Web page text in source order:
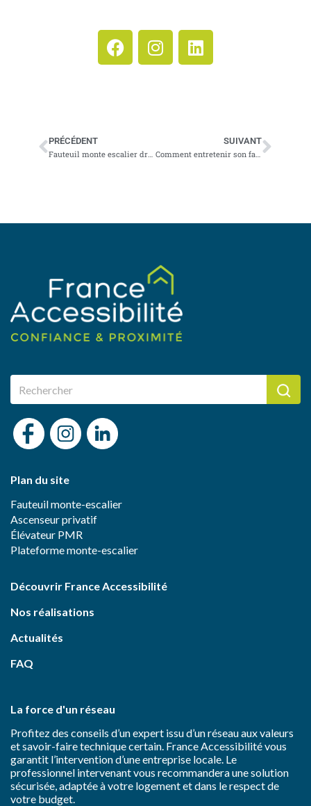
PRÉCÉDENT
Fauteuil monte escalier droit ou tournant ?
SUIVANT
Comment entretenir son fauteuil monte escalier ?
Plan du site
Fauteuil monte-escalier
Ascenseur privatif
Élévateur PMR
Plateforme monte-escalier
Découvrir France Accessibilité
Nos réalisations
Actualités
FAQ
La force d'un réseau
Profitez des conseils d’un expert issu d’un réseau aux valeurs
et savoir-faire technique certain. France Accessibilité vous
garantit l’intervention d’une entreprise locale. Le
professionnel intervenant vous recommandera une solution
sécurisée, adaptée à votre logement et dans le respect de
votre budget.